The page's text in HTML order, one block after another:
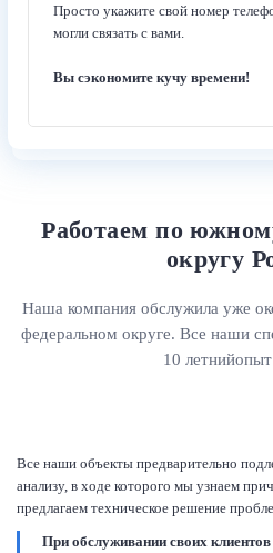
Просто укажите свой номер
могли связать с вами.
Вы сэкономите кучу времени!
Работаем по
округу
Наша компания обслужила уже
федеральном округе. Все наши
10
Все наши объекты предварительно
анализу, в ходе которого мы узнаем
предлагаем техническое решение
При обслуживании своих